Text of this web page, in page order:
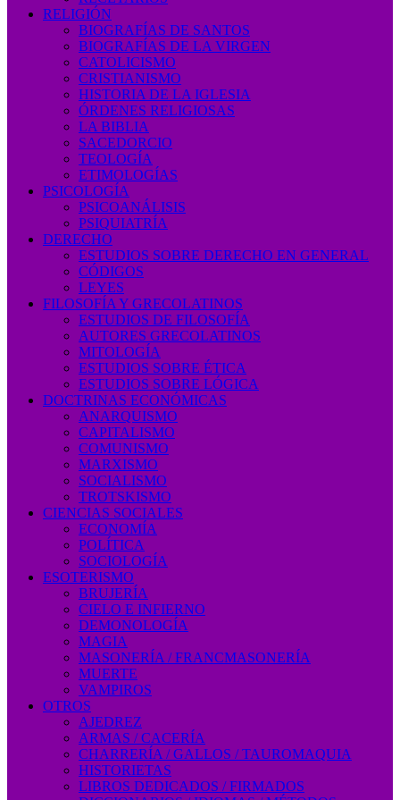
RELIGIÓN
BIOGRAFÍAS DE SANTOS
BIOGRAFÍAS DE LA VIRGEN
CATOLICISMO
CRISTIANISMO
HISTORIA DE LA IGLESIA
ÓRDENES RELIGIOSAS
LA BIBLIA
SACEDORCIO
TEOLOGÍA
ETIMOLOGÍAS
PSICOLOGÍA
PSICOANÁLISIS
PSIQUIATRÍA
DERECHO
ESTUDIOS SOBRE DERECHO EN GENERAL
CÓDIGOS
LEYES
FILOSOFÍA Y GRECOLATINOS
ESTUDIOS DE FILOSOFÍA
AUTORES GRECOLATINOS
MITOLOGÍA
ESTUDIOS SOBRE ÉTICA
ESTUDIOS SOBRE LÓGICA
DOCTRINAS ECONÓMICAS
ANARQUISMO
CAPITALISMO
COMUNISMO
MARXISMO
SOCIALISMO
TROTSKISMO
CIENCIAS SOCIALES
ECONOMÍA
POLÍTICA
SOCIOLOGÍA
ESOTERISMO
BRUJERÍA
CIELO E INFIERNO
DEMONOLOGÍA
MAGIA
MASONERÍA / FRANCMASONERÍA
MUERTE
VAMPIROS
OTROS
AJEDREZ
ARMAS / CACERÍA
CHARRERÍA / GALLOS / TAUROMAQUIA
HISTORIETAS
LIBROS DEDICADOS / FIRMADOS